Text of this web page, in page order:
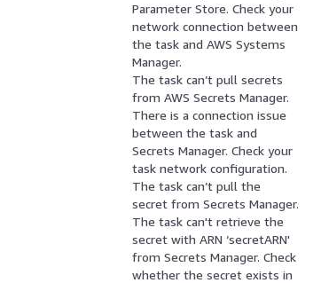
Parameter Store. Check your
network connection between
the task and AWS Systems
Manager.
The task can’t pull secrets
from AWS Secrets Manager.
There is a connection issue
between the task and
Secrets Manager. Check your
task network configuration.
The task can’t pull the
secret from Secrets Manager.
The task can't retrieve the
secret with ARN ‘secretARN'
from Secrets Manager. Check
whether the secret exists in